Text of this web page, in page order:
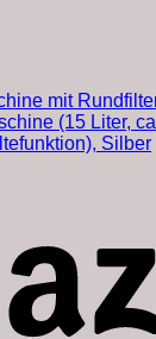
mit
(15 Liter,
Silber